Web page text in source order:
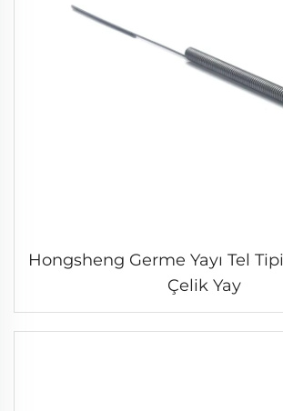
Hongsheng Germe Yayı Tel
Çelik Yay